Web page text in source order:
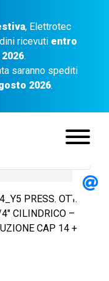
, Elettrotec
ricevuti entro
.
saranno spediti
2026.
PRESS. OTT.
CILINDRICO –
CAP 14 +